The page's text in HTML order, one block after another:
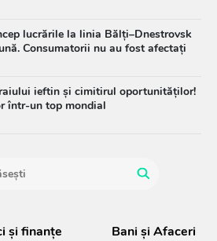
lucrările la linia Bălți–Dnestrovsk
Consumatorii nu au fost afectați
ieftin și cimitirul oportunităților!
într-un top mondial
şi finanţe Bani și Afaceri